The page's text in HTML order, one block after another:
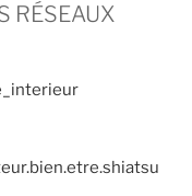
RÉSEAUX